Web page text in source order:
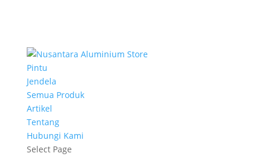
Pintu
Jendela
Semua Produk
Artikel
Tentang
Hubungi Kami
Select Page